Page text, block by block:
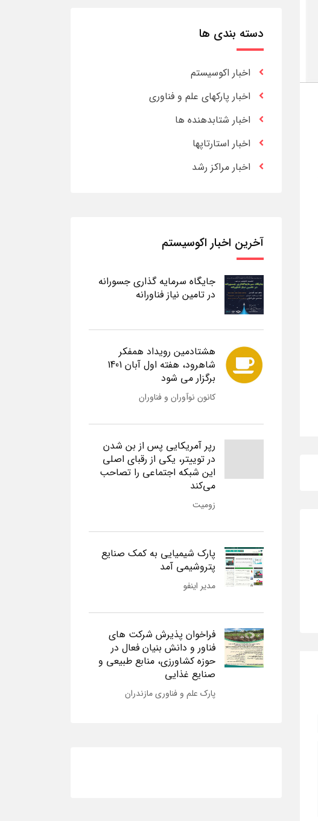
دسته بندی ها
اخبار اکوسیستم
اخبار پارکهای علم و فناوری
اخبار شتابدهنده ها
اخبار استارتاپها
اخبار مراکز رشد
آخرین اخبار اکوسیستم
جایگاه سرمایه گذاری جسورانه
در تامین نیاز فناورانه
هشتادمین رویداد همفکر
شاهرود، هفته اول آبان 1401
برگزار می شود
کانون نوآوران و فناوران
رپر آمریکایی پس از بن شدن
در توییتر، یکی از رقبای اصلی
این شبکه اجتماعی را تصاحب
می‌کند
زومیت
پارک شیمیایی به کمک صنایع
پتروشیمی آمد
مدیر اینفو
فراخوان پذیرش شرکت های
فناور و دانش بنیان فعال در
حوزه کشاورزی، منابع طبیعی و
صنایع غذایی
پارک علم و فناوری مازندران